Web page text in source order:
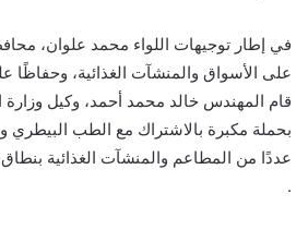
في إطار توجيهات اللواء محمد علوان،
على الأسواق والمنشآت الغذائية، وحفاظًا
قام المهندس خالد محمد أحمد، وكيل وزارة
بحملة مكبرة بالاشتراك مع الطب البيطري
عددًا من المطاعم والمنشآت الغذائية
.